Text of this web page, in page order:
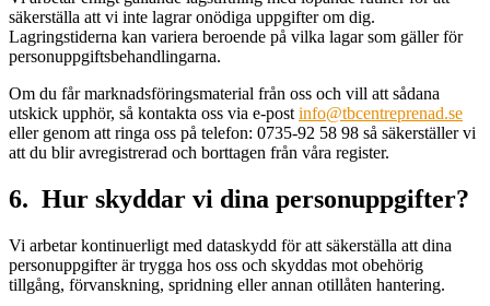
säkerställa att vi inte lagrar onödiga uppgifter om dig.
Lagringstiderna kan variera beroende på vilka lagar som gäller för
personuppgiftsbehandlingarna.
Om du får marknadsföringsmaterial från oss och vill att sådana
utskick upphör, så kontakta oss via e-post info@tbcentreprenad.se
eller genom att ringa oss på telefon: 0735-92 58 98 så säkerställer vi
att du blir avregistrerad och borttagen från våra register.
6. Hur skyddar vi dina personuppgifter?
Vi arbetar kontinuerligt med dataskydd för att säkerställa att dina
personuppgifter är trygga hos oss och skyddas mot obehörig
tillgång, förvanskning, spridning eller annan otillåten hantering.